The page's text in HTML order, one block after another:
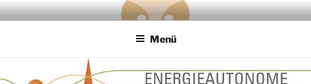
Zum
InhaltOPENEMS
the 100 % Energy Revolution needs a free and open source Energy
Menü